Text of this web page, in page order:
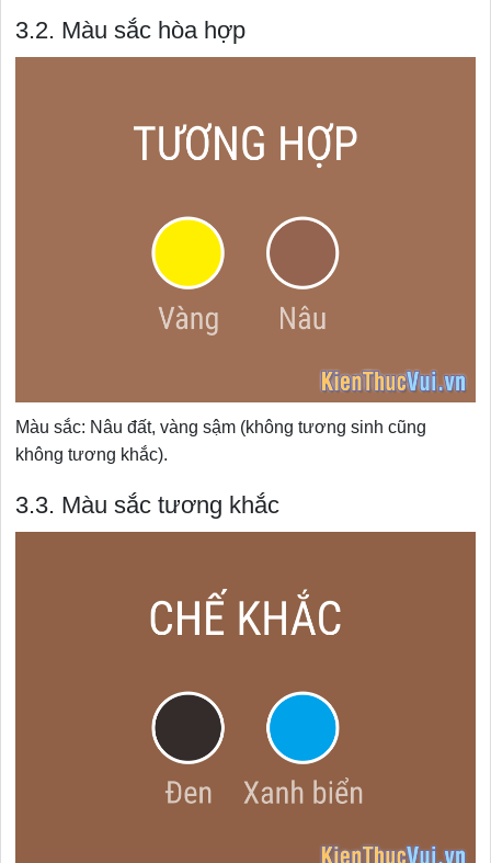
3.2. Màu sắc hòa hợp
Màu sắc: Nâu đất, vàng sậm (không tương sinh cũng
không tương khắc).
3.3. Màu sắc tương khắc